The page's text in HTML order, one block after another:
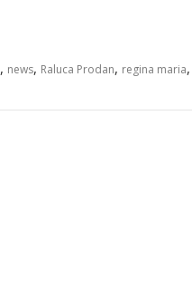
, news, Raluca Prodan, regina maria,